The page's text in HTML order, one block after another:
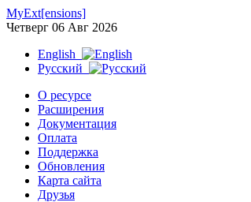
MyExt[ensions]
Четверг 06 Авг 2026
English
Русский
О ресурсе
Расширения
Документация
Оплата
Поддержка
Обновления
Карта сайта
Друзья